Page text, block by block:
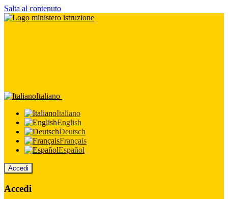
Salta al contenuto
Italiano
Italiano
English
Deutsch
Français
Español
Accedi
Accedi